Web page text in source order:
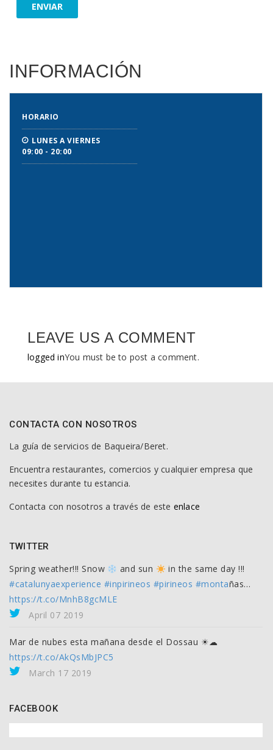
INFORMACIÓN
HORARIO
LUNES A VIERNES
09:00 - 20:00
LEAVE US A COMMENT
logged inYou must be to post a comment.
CONTACTA CON NOSOTROS
La guía de servicios de Baqueira/Beret.
Encuentra restaurantes, comercios y cualquier empresa que
necesites durante tu estancia.
Contacta con nosotros a través de este enlace
TWITTER
Spring weather!!! Snow and sun
in the same day !!!
#catalunyaexperience #inpirineos #pirineos #montañas…
https://t.co/MnhB8gcMLE
April 07 2019
Mar de nubes esta mañana desde el Dossau ☀☁
https://t.co/AkQsMbJPC5
March 17 2019
FACEBOOK